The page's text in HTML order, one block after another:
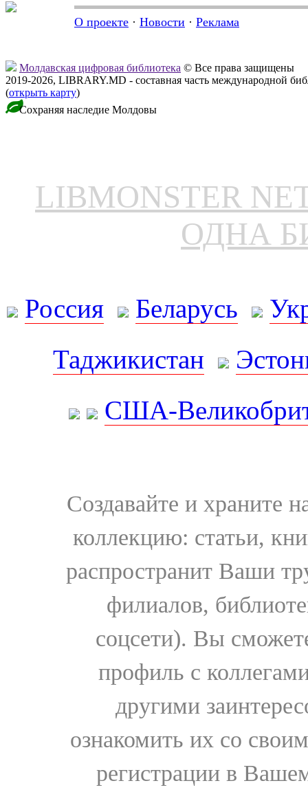
О проекте · Новости · Реклама
Молдавская цифровая библиотека © Все права защищены
2019-2026, LIBRARY.MD - составная часть международной
(открыть карту)
Сохраняя наследие Молдовы
LIBMONSTER
ОДНА
Россия Беларусь
Таджикистан
США-
Создавайте и храните
коллекцию: статьи,
распространит Ваши
филиалов,
соцсети). Вы
профиль с
другими
ознакомить их со
регистрации в